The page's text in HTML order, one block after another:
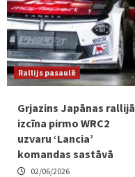
Rallijs pasaulē
Grjazins Japānas rallijā
izcīna pirmo WRC2
uzvaru ‘Lancia’
komandas sastāvā
02/06/2026